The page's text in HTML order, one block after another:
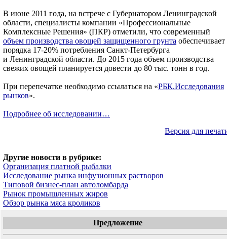
В июне 2011 года, на встрече с Губернатором Ленинградской
области, специалисты компании «Профессиональные
Комплексные Решения» (ПКР) отметили, что современный
объем производства овощей защищенного грунта обеспечивает
порядка 17-20% потребления Санкт-Петербурга
и Ленинградской области. До 2015 года объем производства
свежих овощей планируется довести до 80 тыс. тонн в год.
При перепечатке необходимо ссылаться на «РБК.Исследования
рынков».
Подробнее об исследовании…
Версия для
Другие новости в рубрике:
Организация платной рыбалки
Исследование рынка инфузионных растворов
Типовой бизнес-план автоломбарда
Рынок промышленных жиров
Обзор рынка мяса кроликов
Предложение